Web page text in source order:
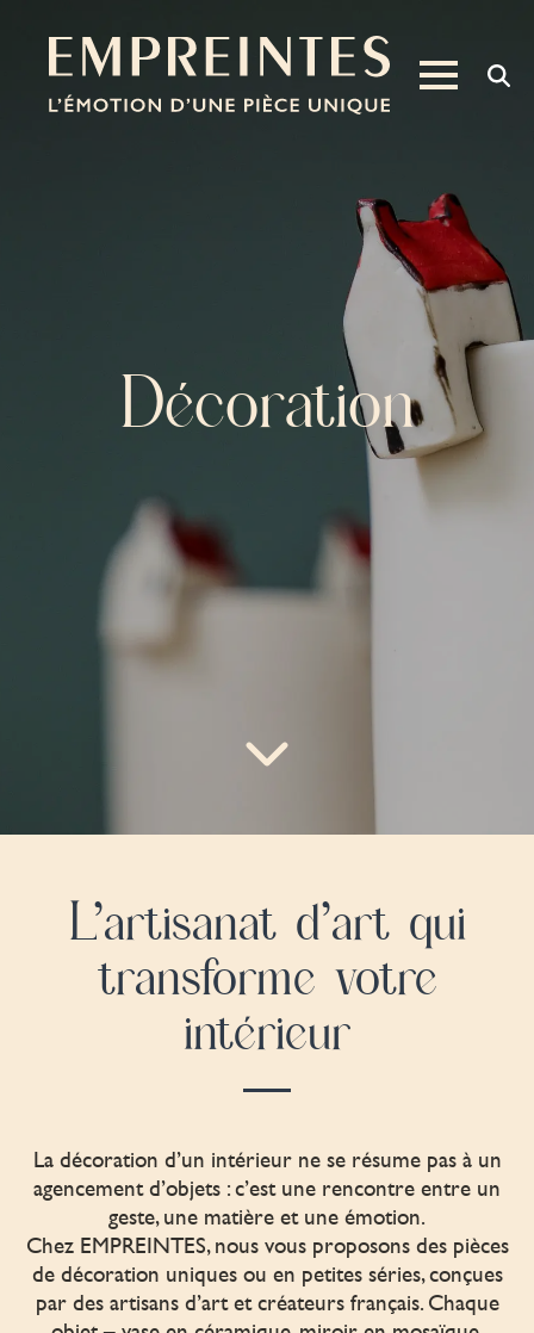
Décoration
L’artisanat d’art qui
transforme votre
intérieur
La décoration d’un intérieur ne se résume pas à un
agencement d’objets : c’est une rencontre entre un
geste, une matière et une émotion.
Chez EMPREINTES, nous vous proposons des pièces
de décoration uniques ou en petites séries, conçues
par des artisans d’art et créateurs français. Chaque